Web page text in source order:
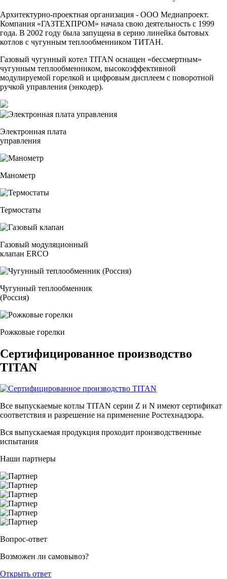
Архитектурно-проектная организация - ООО Медиапроект.
Компания «ГАЗТЕХПРОМ» начала свою деятельность с 1999
года. В 2002 году была запущена в серию линейка бытовых
котлов с чугунным теплообменником ТИТАН.
Газовый чугунный котел TITAN оснащен «бессмертным»
чугунным теплообменником, высокоэффективной
модулируемой горелкой и цифровым дисплеем с поворотной
ручкой управления (энкодер).
Электронная плата
управления
Манометр
Термостаты
Газовый модуляционный
клапан ERCO
Чугунный теплообменник
(Россия)
Рожковые горелки
Сертифицированное производство
TITAN
Все выпускаемые котлы TITAN серии Z и N имеют сертификат
соответствия и разрешение на применение Ростехнадзора.
Вся выпускаемая продукция проходит производственные
испытания
Наши партнеры
Вопрос-ответ
Возможен ли самовывоз?
Открыть ответ